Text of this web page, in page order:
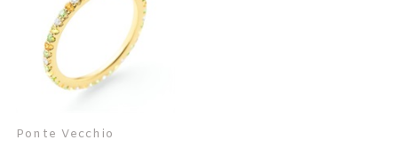
Ponte Vecchio